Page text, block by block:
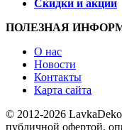
Скидки и акции
ПОЛЕЗНАЯ
О нас
Новости
Контакты
Карта сайта
© 2012-2026
публичной офертой,